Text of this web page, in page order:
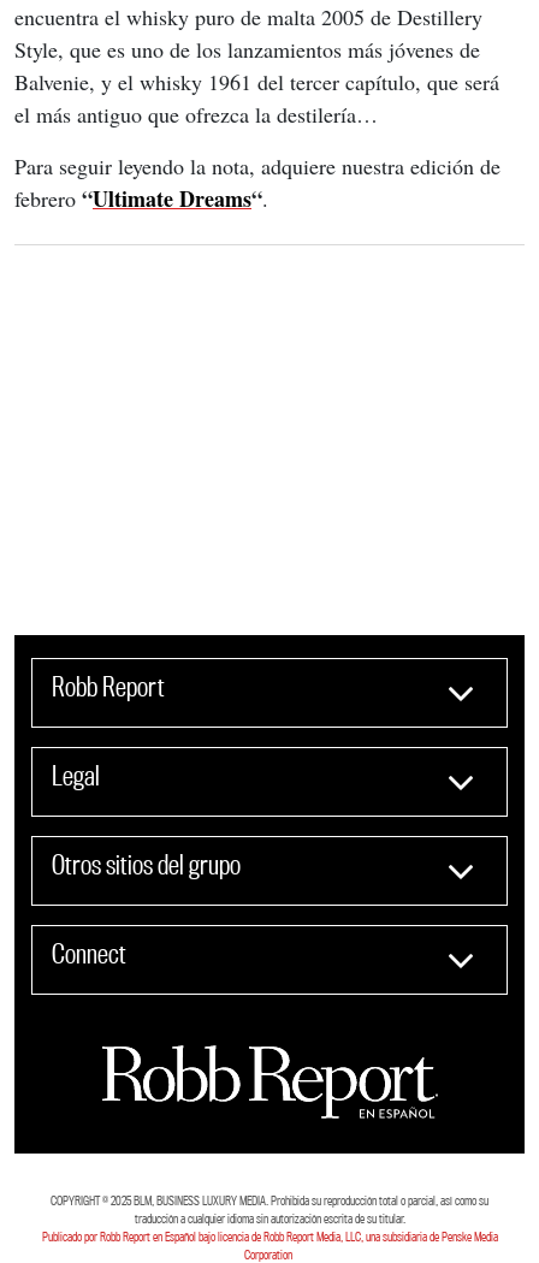
encuentra el whisky puro de malta 2005 de Destillery
Style, que es uno de los lanzamientos más jóvenes de
Balvenie, y el whisky 1961 del tercer capítulo, que será
el más antiguo que ofrezca la destilería…
Para seguir leyendo la nota, adquiere nuestra edición de
febrero “Ultimate Dreams“.
Robb Report
Legal
Otros sitios del grupo
Connect
COPYRIGHT ©️ 2025 BLM, BUSINESS LUXURY MEDIA. Prohibida su reproducción total o parcial, así como su
traducción a cualquier idioma sin autorización escrita de su titular.
Publicado por Robb Report en Español bajo licencia de Robb Report Media, LLC, una subsidiaria de Penske Media
Corporation